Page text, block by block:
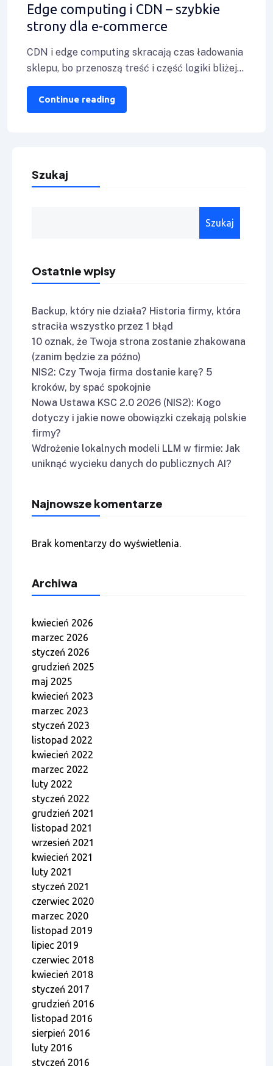
Edge computing i CDN – szybkie
strony dla e-commerce
CDN i edge computing skracają czas ładowania
sklepu, bo przenoszą treść i część logiki bliżej
klienta. W praktyce obniżasz TTFB
Continue reading
Szukaj
Szukaj
Ostatnie wpisy
Backup, który nie działa? Historia firmy, która
straciła wszystko przez 1 błąd
10 oznak, że Twoja strona zostanie zhakowana
(zanim będzie za późno)
NIS2: Czy Twoja firma dostanie karę? 5
kroków, by spać spokojnie
Nowa Ustawa KSC 2.0 2026 (NIS2): Kogo
dotyczy i jakie nowe obowiązki czekają polskie
firmy?
Wdrożenie lokalnych modeli LLM w firmie: Jak
uniknąć wycieku danych do publicznych AI?
Najnowsze komentarze
Brak komentarzy do wyświetlenia.
Archiwa
kwiecień 2026
marzec 2026
styczeń 2026
grudzień 2025
maj 2025
kwiecień 2023
marzec 2023
styczeń 2023
listopad 2022
kwiecień 2022
marzec 2022
luty 2022
styczeń 2022
grudzień 2021
listopad 2021
wrzesień 2021
kwiecień 2021
luty 2021
styczeń 2021
czerwiec 2020
marzec 2020
listopad 2019
lipiec 2019
czerwiec 2018
kwiecień 2018
styczeń 2017
grudzień 2016
listopad 2016
sierpień 2016
luty 2016
styczeń 2016